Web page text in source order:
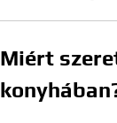
Miért